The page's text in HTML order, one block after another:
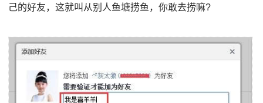
己的好友，这就叫从别人鱼塘捞鱼，你敢去捞嘛?